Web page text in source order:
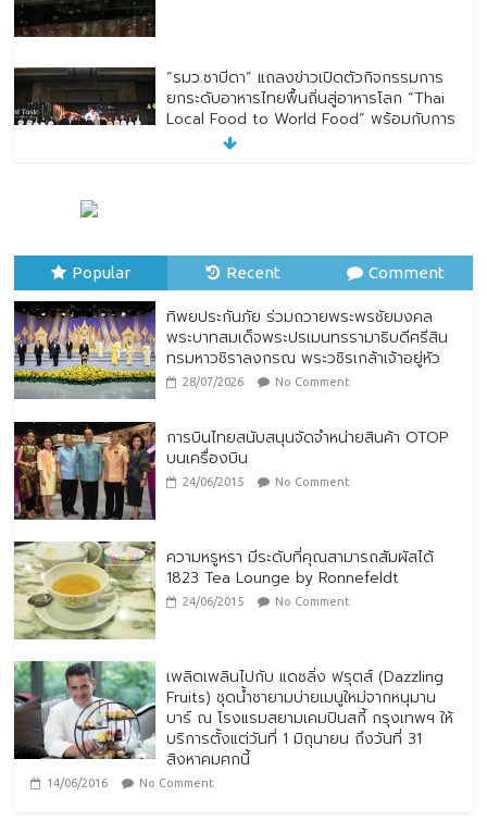
“รมว.ซาบีดา” แถลงข่าวเปิดตัวกิจกรรมการ
ยกระดับอาหารไทยพื้นถิ่นสู่อาหารโลก “Thai
Local Food to World Food” พร้อมกับการ
เปิดตัวตราสัญลักษณ์ “Thailand Best
พระบาทสมเด็จพระปรเมนทรรามาธิบดีศรีสิน
ทรมหาวชิราลงกรณ พระวชิรเกล้าเจ้าอยู่หัว
Popular Recent Comment
ทิพยประกันภัย ร่วมถวายพระพรชัยมงคล
พระบาทสมเด็จพระปรเมนทรรามาธิบดีศรีสิน
ทรมหาวชิราลงกรณ พระวชิรเกล้าเจ้าอยู่หัว
28/07/2026 No Comment
การบินไทยสนับสนุนจัดจำหน่ายสินค้า OTOP
บนเครื่องบิน
24/06/2015 No Comment
ความหรูหรา มีระดับที่คุณสามารถสัมผัสได้
1823 Tea Lounge by Ronnefeldt
24/06/2015 No Comment
เพลิดเพลินไปกับ แดซลิ่ง ฟรุตส์ (Dazzling
Fruits) ชุดน้ำชายามบ่ายเมนูใหม่จากหนุมาน
บาร์ ณ โรงแรมสยามเคมปินสกี้ กรุงเทพฯ ให้
บริการตั้งแต่วันที่ 1 มิถุนายน ถึงวันที่ 31
สิงหาคมศกนี้
14/06/2016 No Comment